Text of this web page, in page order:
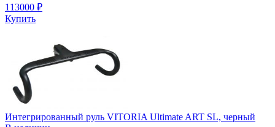
113000 ₽
Купить
Интегрированный руль VITORIA Ultimate ART SL, черный